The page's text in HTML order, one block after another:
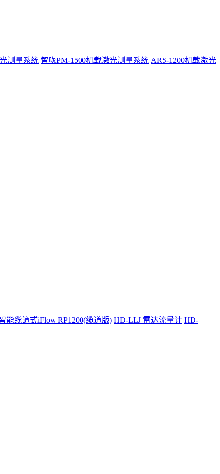
测量系统 智喙PM-1500机载激光测量系统 ARS-1200机载激光
能缆道式iFlow RP1200(缆道版) HD-LLJ 雷达流量计 HD-